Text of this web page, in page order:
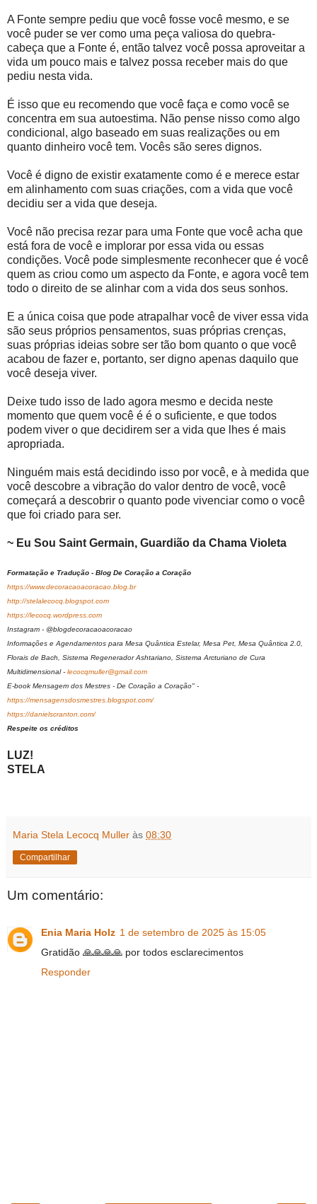
A Fonte sempre pediu que você fosse você mesmo, e se
você puder se ver como uma peça valiosa do quebra-
cabeça que a Fonte é, então talvez você possa aproveitar a
vida um pouco mais e talvez possa receber mais do que
pediu nesta vida.
É isso que eu recomendo que você faça e como você se
concentra em sua autoestima. Não pense nisso como algo
condicional, algo baseado em suas realizações ou em
quanto dinheiro você tem. Vocês são seres dignos.
Você é digno de existir exatamente como é e merece estar
em alinhamento com suas criações, com a vida que você
decidiu ser a vida que deseja.
Você não precisa rezar para uma Fonte que você acha que
está fora de você e implorar por essa vida ou essas
condições. Você pode simplesmente reconhecer que é você
quem as criou como um aspecto da Fonte, e agora você tem
todo o direito de se alinhar com a vida dos seus sonhos.
E a única coisa que pode atrapalhar você de viver essa vida
são seus próprios pensamentos, suas próprias crenças,
suas próprias ideias sobre ser tão bom quanto o que você
acabou de fazer e, portanto, ser digno apenas daquilo que
você deseja viver.
Deixe tudo isso de lado agora mesmo e decida neste
momento que quem você é é o suficiente, e que todos
podem viver o que decidirem ser a vida que lhes é mais
apropriada.
Ninguém mais está decidindo isso por você, e à medida que
você descobre a vibração do valor dentro de você, você
começará a descobrir o quanto pode vivenciar como o você
que foi criado para ser.
~ Eu Sou Saint Germain, Guardião da Chama Violeta
Formatação e Tradução - Blog De Coração a Coração
https://www.decoracaoacoracao.blog.br
http://stelalecocq.blogspot.com
https://lecocq.wordpress.com
Instagram - @blogdecoracaoacoracao
Informações e Agendamentos para Mesa Quântica Estelar, Mesa Pet, Mesa Quântica 2.0,
Florais de Bach, Sistema Regenerador Ashtariano, Sistema Arcturiano de Cura
Multidimensional - lecocqmuller@gmail.com
E-book Mensagem dos Mestres - De Coração a Coração" -
https://mensagensdosmestres.blogspot.com/
https://danielscranton.com/
Respeite os créditos
LUZ!
STELA
Maria Stela Lecocq Muller às 08:30
Compartilhar
Um comentário:
Enia Maria Holz 1 de setembro de 2025 às 15:05
Gratidão 🙏🙏🙏🙏 por todos esclarecimentos
Responder